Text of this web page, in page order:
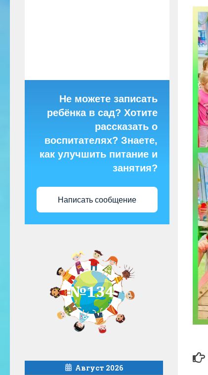
Не можете записать
ребёнка в сад? Хотите
рассказать о
воспитателях? Знаете,
как улучшить питание и
занятия?
Написать сообщение
Август 2026